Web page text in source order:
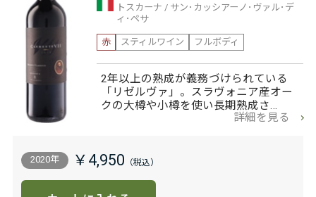
トスカーナ
サン･カッシアーノ･ヴァル･デ
ィ･ペサ
赤
スティルワイン フルボディ
2年以上の熟成が義務づけられている
「リゼルヴァ」。スラヴォニア産オー
クの大樽や小樽を使い長期熟成さ…
詳細を見る
2020年 ￥4,950